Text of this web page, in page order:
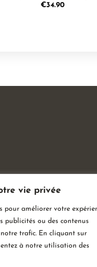
vie privée
pour améliorer votre
publicités ou des contenus
trafic. En cliquant sur
à notre utilisation des
€34.90
ou vous ou vos
? Sur Amour
avez besoin
gamme d’articles